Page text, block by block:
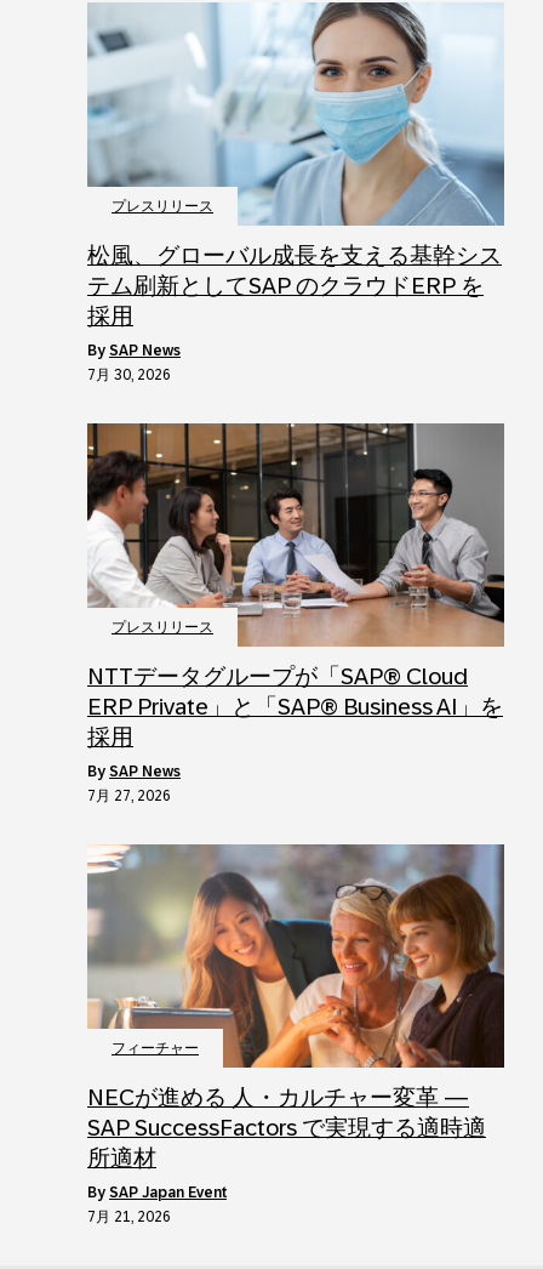
プレスリリース
松風、グローバル成長を支える基幹シス
テム刷新としてSAP のクラウドERP を
採用
by SAP News
7月 30, 2026
プレスリリース
NTTデータグループが「SAP® Cloud
ERP Private」と「SAP® Business AI」を
採用
by SAP News
7月 27, 2026
フィーチャー
NECが進める 人・カルチャー変革 ―
SAP SuccessFactors で実現する適時適
所適材
by SAP Japan Event
7月 21, 2026